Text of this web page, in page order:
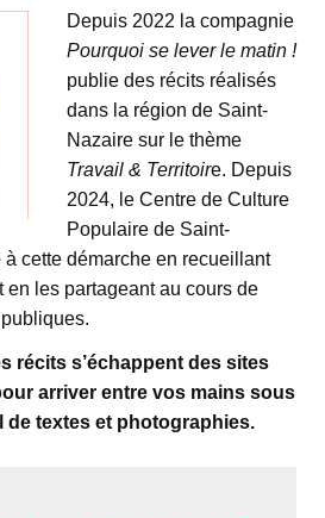
Depuis 2022 la compagnie
Pourquoi se lever le matin !
publie des récits réalisés
dans la région de Saint-
Nazaire sur le thème
Travail & Territoire. Depuis
2024, le Centre de Culture
Populaire de Saint-
à cette démarche en recueillant
en les partageant au cours de
récits s’échappent des sites
arriver entre vos mains sous
de textes et photographies.